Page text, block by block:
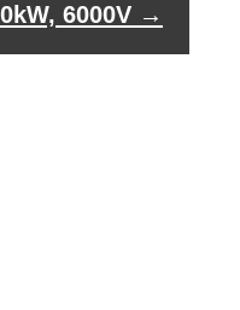
6000V →